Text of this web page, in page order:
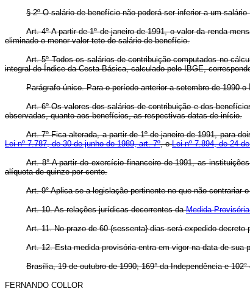
§ 2º O salário-de-benefício não poderá ser inferior a um
Art. 4º A partir de 1º de janeiro de 1991, o valor da renda
eliminado o menor valor-teto do salário-de-benefício.
Art. 5º Todos os salários-de-contribuição computados no
integral do Índice da Cesta Básica, calculado pelo IBGE,
Parágrafo único. Para o período anterior a setembro de 1990
Art. 6º Os valores dos salários-de-contribuição e dos
observadas, quanto aos benefícios, as respectivas datas de início.
Art. 7º Fica alterada, a partir de 1º de janeiro de 1991, para
Lei nº 7.787, de 30 de junho de 1989, art. 7º, eLei nº 7.894, de 24
Art. 8° A partir do exercício financeiro de 1991, as
alíquota de quinze por cento.
Art. 9° Aplica-se a legislação pertinente no que não contrariar
Art. 10. As relações jurídicas decorrentes daMedida
Art. 11. No prazo de 60 (sessenta} dias será expedido
Art. 12. Esta medida provisória entra em vigor na data de sua
Brasília, 19 de outubro de 1990; 169° da Independência e 102°
FERNANDO COLLOR